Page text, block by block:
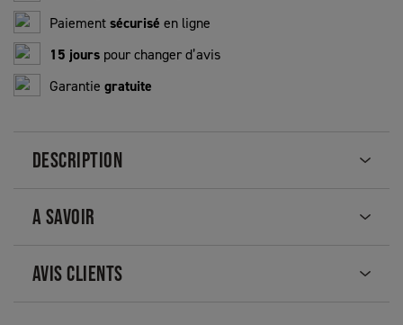
Paiementsécurisé en ligne
15 jours pour changer d’avis
Garantie gratuite
DESCRIPTION
A SAVOIR
AVIS CLIENTS